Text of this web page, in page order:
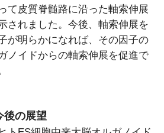
て皮質脊髄路に沿った軸索伸展
されました。今後、軸索伸展を
が明らかになれば、その因子の
ノイドからの軸索伸展を促進で
後の展望